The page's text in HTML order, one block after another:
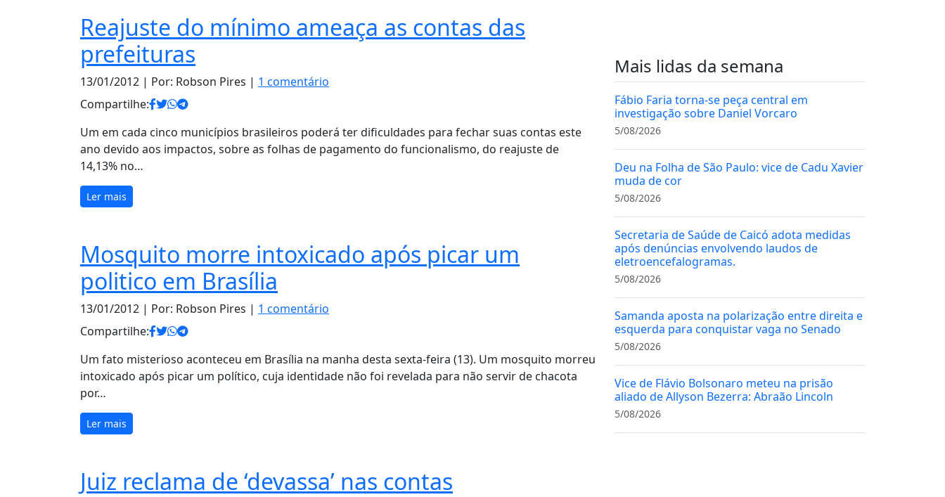
Reajuste do mínimo ameaça as contas das
prefeituras
13/01/2012 | Por: Robson Pires | 1 comentário
Compartilhe:
Um em cada cinco municípios brasileiros poderá ter dificuldades para fechar suas contas este
ano devido aos impactos, sobre as folhas de pagamento do funcionalismo, do reajuste de
14,13% no…
Ler mais
Mosquito morre intoxicado após picar um
politico em Brasília
13/01/2012 | Por: Robson Pires | 1 comentário
Compartilhe:
Um fato misterioso aconteceu em Brasília na manha desta sexta-feira (13). Um mosquito morreu
intoxicado após picar um político, cuja identidade não foi revelada para não servir de chacota
por…
Ler mais
Juiz reclama de ‘devassa’ nas contas
Mais lidas da semana
Fábio Faria torna-se peça central em
investigação sobre Daniel Vorcaro
5/08/2026
Deu na Folha de São Paulo: vice de Cadu Xavier
muda de cor
5/08/2026
Secretaria de Saúde de Caicó adota medidas
após denúncias envolvendo laudos de
eletroencefalogramas.
5/08/2026
Samanda aposta na polarização entre direita e
esquerda para conquistar vaga no Senado
5/08/2026
Vice de Flávio Bolsonaro meteu na prisão
aliado de Allyson Bezerra: Abraão Lincoln
5/08/2026